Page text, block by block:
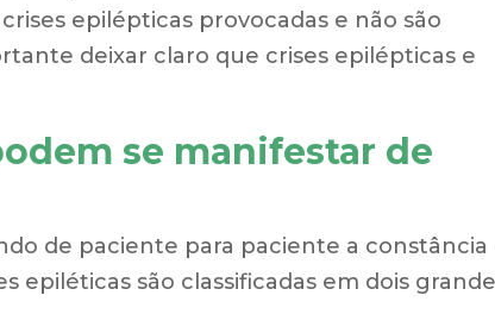
epilépticas provocadas e não são
deixar claro que crises epilépticas e
se manifestar de
de paciente para paciente a constância
epiléticas são classificadas em dois